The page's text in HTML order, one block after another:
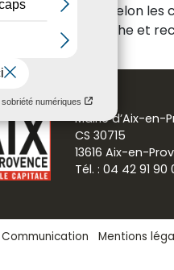
n'a été trouvé selon
votre recherche et
Mairie d’Aix-en-
CS 30715
13616 Aix-en-
Tél. : 04 42 91 90
Communication Mentions